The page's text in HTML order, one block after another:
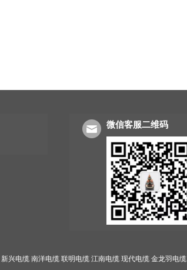
微信客服二维码
新兴电缆 南洋电缆 联明电缆 江南电缆 现代电缆 金龙羽电缆